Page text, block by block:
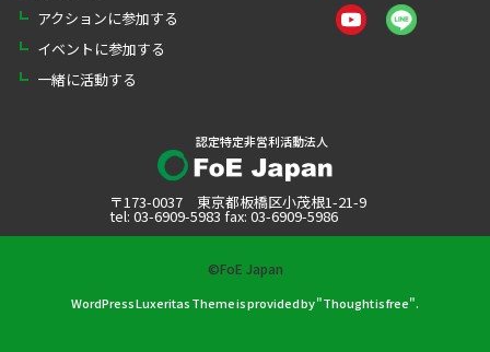
アクションに参加する
イベントに参加する
一緒に活動する
認定特定非営利活動法人
〒173-0037 東京都板橋区小茂根1-21-9
tel: 03-6909-5983 fax: 03-6909-5986
©FoE Japan
WordPress Luxeritas Theme is provided by "Thought is free".